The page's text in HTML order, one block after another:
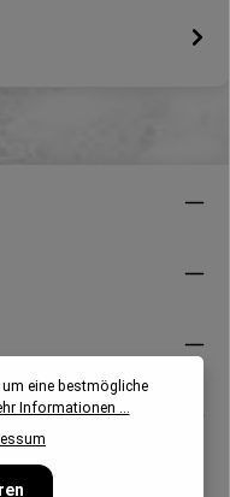
um eine bestmögliche
Informationen ...